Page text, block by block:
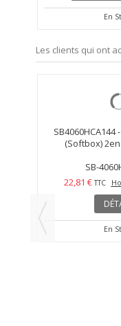
En
Les clients qui ont